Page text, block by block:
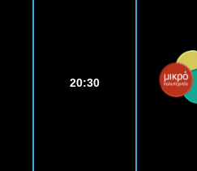
20:30